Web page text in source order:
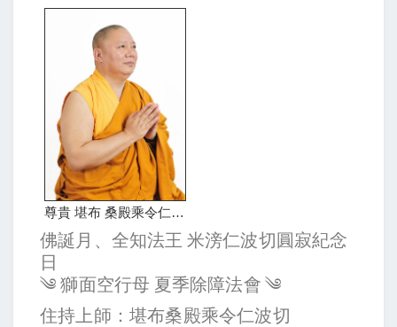
尊貴 堪布 桑殿乘令仁波切
佛誕月、全知法王 米滂仁波切圓寂紀念
日
༄ 獅面空行母 夏季除障法會 ༄
住持上師：堪布桑殿乘令仁波切